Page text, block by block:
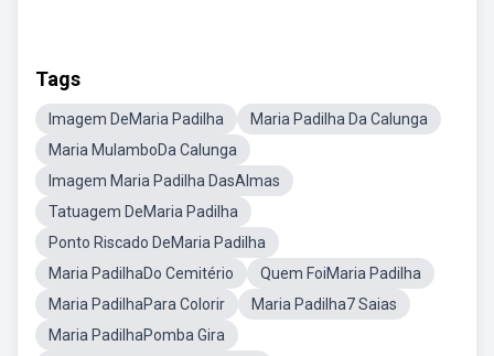
Tags
Imagem DeMaria Padilha
Maria Padilha Da Calunga
Maria MulamboDa Calunga
Imagem Maria Padilha DasAlmas
Tatuagem DeMaria Padilha
Ponto Riscado DeMaria Padilha
Maria PadilhaDo Cemitério
Quem FoiMaria Padilha
Maria PadilhaPara Colorir
Maria Padilha7 Saias
Maria PadilhaPomba Gira